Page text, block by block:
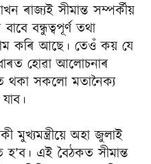
ৰাজ্যই সীমান্ত সম্পর্কীয়
বন্ধুত্বপূর্ণ তথা
কৰি আছে। তেওঁ কয় যে
হোৱা আলোচনাৰ
থকা সকলো মতানৈক্য
অহা জুলাই
এই বৈঠকত সীমান্ত